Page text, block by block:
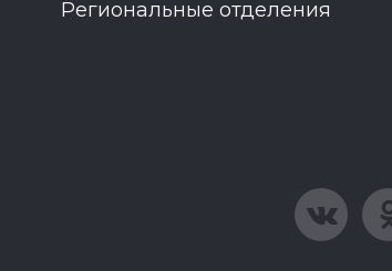
Региональные отделения